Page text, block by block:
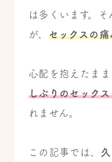
は多くいます。
が、 セックスの痛
心配を抱えたま
しぶりのセック
れません。
この記事では、